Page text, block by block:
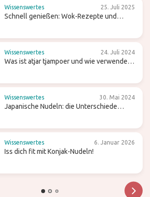
Wissenswertes 25. Juli 2025
Schnell genießen: Wok-Rezepte und
Wissenswertes 24. Juli 2024
Was ist atjar tjampoer und wie verwendest
Wissenswertes 30. Mai 2024
Japanische Nudeln: die Unterschiede
Wissenswertes 6. Januar 2026
Iss dich fit mit Konjak-Nudeln!